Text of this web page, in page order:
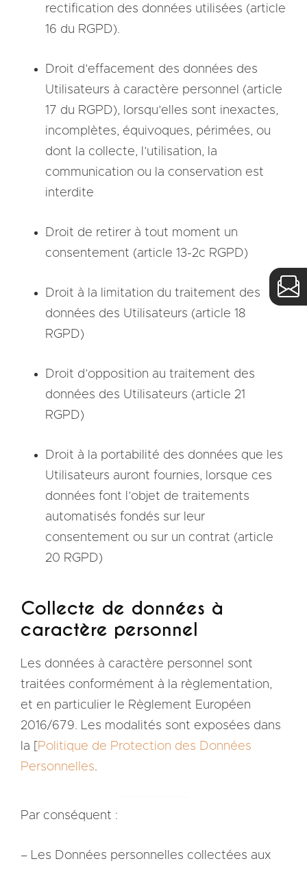
rectification des données utilisées (article
16 du RGPD).
Droit d’effacement des données des
Utilisateurs à caractère personnel (article
17 du RGPD), lorsqu’elles sont inexactes,
incomplètes, équivoques, périmées, ou
dont la collecte, l’utilisation, la
communication ou la conservation est
interdite
Droit de retirer à tout moment un
consentement (article 13-2c RGPD)
Droit à la limitation du traitement des
données des Utilisateurs (article 18
RGPD)
Droit d’opposition au traitement des
données des Utilisateurs (article 21
RGPD)
Droit à la portabilité des données que les
Utilisateurs auront fournies, lorsque ces
données font l’objet de traitements
automatisés fondés sur leur
consentement ou sur un contrat (article
20 RGPD)
Collecte de données à
caractère personnel
Les données à caractère personnel sont
traitées conformément à la règlementation,
et en particulier le Règlement Européen
2016/679. Les modalités sont exposées dans
la [
Politique de Protection des Données
Personnelles.
Par conséquent :
– Les Données personnelles collectées aux